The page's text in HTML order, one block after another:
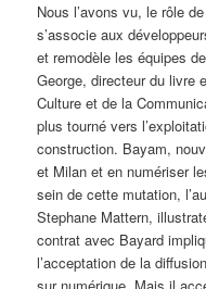
Nous l’avons vu, le rôle
s’associe aux
et remodèle les équipes
George, directeur du livre
Culture et de la
plus tourné vers
construction. Bayam,
et Milan et en numériser
sein de cette mutation,
Stephane Mattern,
contrat avec Bayard
l’acceptation de la